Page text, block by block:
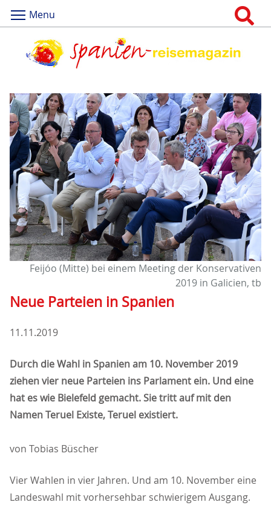
Menu
Feijóo (Mitte) bei einem Meeting der Konservativen
2019 in Galicien, tb
Neue Parteien in Spanien
11.11.2019
Durch die Wahl in Spanien am 10. November 2019
ziehen vier neue Parteien ins Parlament ein. Und eine
hat es wie Bielefeld gemacht. Sie tritt auf mit den
Namen Teruel Existe, Teruel existiert.
von Tobias Büscher
Vier Wahlen in vier Jahren. Und am 10. November eine
Landeswahl mit vorhersehbar schwierigem Ausgang.